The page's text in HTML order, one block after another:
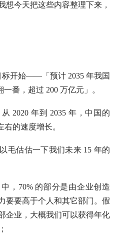
想今天把这些内容整理下来，
标开始——「预计 2035 年我国
番，超过 200 万亿元」。
2020 年到 2035 年，中国的
右的速度增长。
毛估估一下我们未来 15 年的
，70% 的部分是由企业创造
要要高于个人和其它部门。假
企业，大概我们可以获得年化